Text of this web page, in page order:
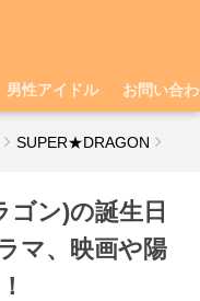
男性アイドル お問い合
SUPER★DRAGON
ゴン)の誕生日
マ、映画や陽